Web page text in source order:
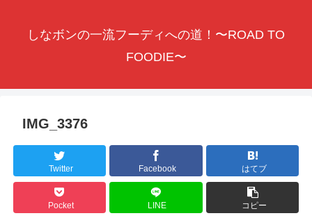
しなボンの一流フーディへの道！〜ROAD TO
FOODIE〜
IMG_3376
Twitter Facebook はてブ
Pocket LINE コピー